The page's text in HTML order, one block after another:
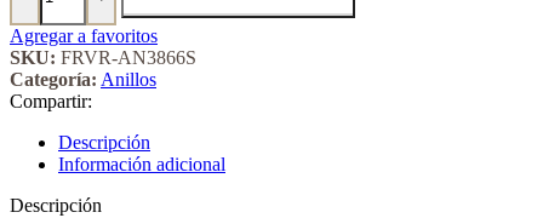
Agregar a favoritos
SKU: FRVR-AN3866S
Categoría: Anillos
Compartir:
Descripción
Información adicional
Descripción